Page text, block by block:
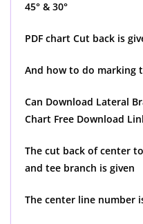
45° & 30°
PDF chart Cut back is
And how to do marking
Can Download Lateral
Chart Free Download
The cut back of center
and tee branch is given
The center line number